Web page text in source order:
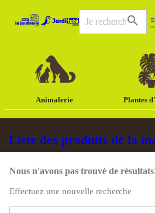
search
Animalerie Plantes
Liste des produits de la
Nous n'avons pas trouvé de
Effectuez une nouvelle recherche